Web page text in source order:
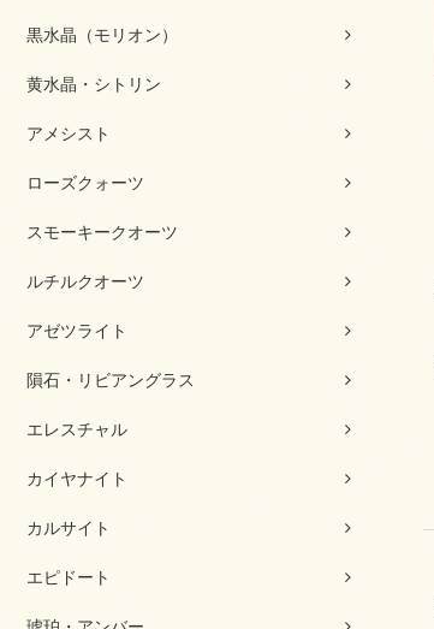
黒水晶（モリオン）
黄水晶・シトリン
アメシスト
ローズクォーツ
スモーキークオーツ
ルチルクオーツ
アゼツライト
隕石・リビアングラス
エレスチャル
カイヤナイト
カルサイト
エピドート